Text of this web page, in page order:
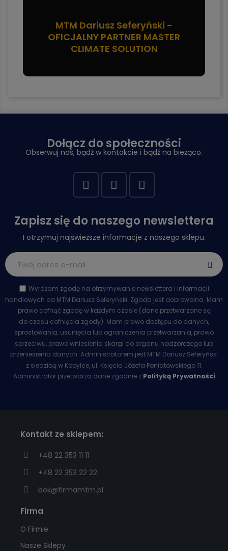
MTM Dariusz Seferyński -
OFICJALNY PARTNER MASTER
CLIMATE SOLUTION
Dołącz do społeczności
Obserwuj nas, bądź w kontakcie i bądź na bieżąco.
Zapisz się do naszego newslettera
I otrzymuj najświeższe informacje z naszego sklepu.
Wyrażam zgodę na otrzymywanie newslettera i informacji
handlowych od MTM Dariusz Seferyński. Zgoda jest dobrowolna. Mam
prawo cofnąć zgodę w każdym czasie (dane przetwarzane są
do czasu cofnięcia zgody). Mam prawo dostępu do danych,
sprostowania, usunięcia lub ograniczenia przetwarzania, prawo
sprzeciwu, prawo wniesienia skargi do organu nadzorczego lub
przeniesienia danych. Administratorem jest MTM Dariusz Seferyński
z siedzibą w Kobyłce, ul. Księcia Józefa Poniatowskiego 11.
Administrator przetwarza dane zgodnie z Polityką Prywatności
Kontakt ze sklepem:
+48 22 353 11 11
+48 22 353 22 22
bok@firmamtm.pl
Firma
O Firmie
Nasze Sklepy